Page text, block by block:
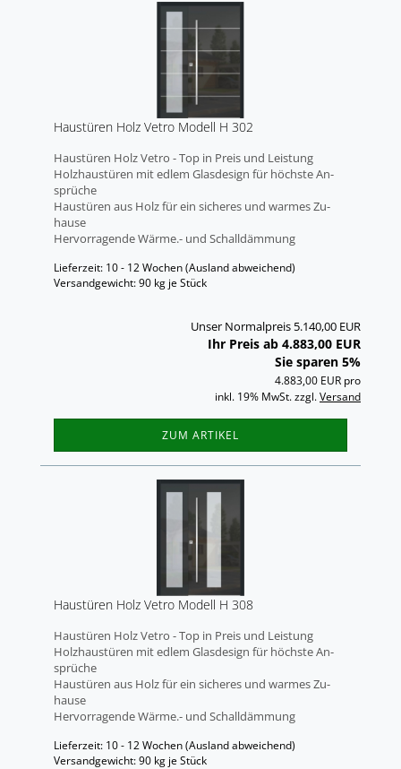
Haus­tü­ren Holz Vetro Mo­dell H 302
Haus­tü­ren Holz Vetro - Top in Preis und Leis­tung
Holz­haus­tü­ren mit edlem Glas­de­sign für höchs­te An­
sprü­che
Haus­tü­ren aus Holz für ein si­che­res und war­mes Zu­
hau­se
Her­vor­ra­gen­de Wärme.- und Schall­däm­mung
Lieferzeit: 10 - 12 Wochen(Ausland abweichend)
Versandgewicht:90 kg je Stück
Unser Normalpreis 5.140,00 EUR
Ihr Preis ab 4.883,00 EUR
Sie sparen 5%
4.883,00 EUR pro
inkl. 19% MwSt. zzgl.Versand
ZUM ARTIKEL
Haus­tü­ren Holz Vetro Mo­dell H 308
Haus­tü­ren Holz Vetro - Top in Preis und Leis­tung
Holz­haus­tü­ren mit edlem Glas­de­sign für höchs­te An­
sprü­che
Haus­tü­ren aus Holz für ein si­che­res und war­mes Zu­
hau­se
Her­vor­ra­gen­de Wärme.- und Schall­däm­mung
Lieferzeit: 10 - 12 Wochen(Ausland abweichend)
Versandgewicht:90 kg je Stück